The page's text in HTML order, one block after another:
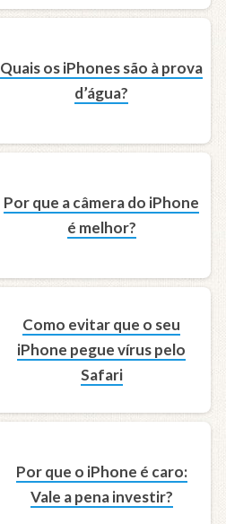
Quais os iPhones são à prova
d’água?
Por que a câmera do iPhone
é melhor?
Como evitar que o seu
iPhone pegue vírus pelo
Safari
Por que o iPhone é caro:
Vale a pena investir?